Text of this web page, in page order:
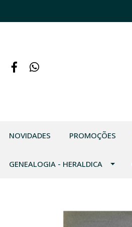
NOVIDADES PROMOÇÕES
GENEALOGIA - HERALDICA